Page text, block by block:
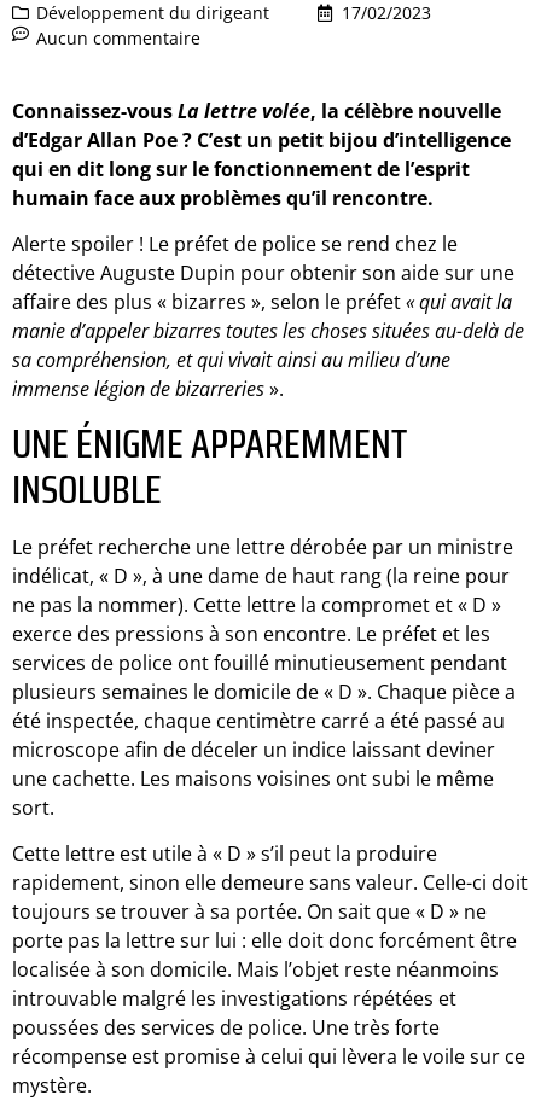
Développement du dirigeant
17/02/2023
Aucun commentaire
Connaissez-vousLa lettre volée, la célèbre nouvelle
d’Edgar Allan Poe ? C’est un petit bijou d’intelligence
qui en dit long sur le fonctionnement de l’esprit
humain face aux problèmes qu’il rencontre.
Alerte spoiler ! Le préfet de police se rend chez le
détective Auguste Dupin pour obtenir son aide sur une
affaire des plus « bizarres », selon le préfet« qui avait la
manie d’appeler bizarres toutes les choses situées au-delà de
sa compréhension, et qui vivait ainsi au milieu d’une
immense légion de bizarreries».
UNE ÉNIGME APPAREMMENT
INSOLUBLE
Le préfet recherche une lettre dérobée par un ministre
indélicat, « D », à une dame de haut rang (la reine pour
ne pas la nommer). Cette lettre la compromet et « D »
exerce des pressions à son encontre. Le préfet et les
services de police ont fouillé minutieusement pendant
plusieurs semaines le domicile de « D ». Chaque pièce a
été inspectée, chaque centimètre carré a été passé au
microscope afin de déceler un indice laissant deviner
une cachette. Les maisons voisines ont subi le même
sort.
Cette lettre est utile à « D » s’il peut la produire
rapidement, sinon elle demeure sans valeur. Celle-ci doit
toujours se trouver à sa portée. On sait que « D » ne
porte pas la lettre sur lui : elle doit donc forcément être
localisée à son domicile. Mais l’objet reste néanmoins
introuvable malgré les investigations répétées et
poussées des services de police. Une très forte
récompense est promise à celui qui lèvera le voile sur ce
mystère.